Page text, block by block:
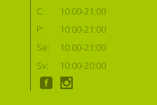
C:
10:00-21:00
P:
10:00-21:00
Se:
10:00-21:00
Sv:
10:00-20:00